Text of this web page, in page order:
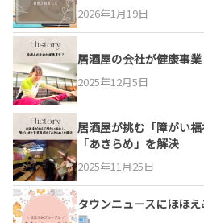
2026年1月19日
居酒屋の会社が健康事業
2025年12月5日
居酒屋が挑む「障がい
「あきらめ」を解決
2025年11月25日
タウンニュースにほほ